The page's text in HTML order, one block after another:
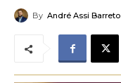
By André Assi Barreto